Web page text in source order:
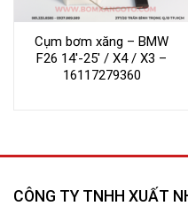
Cụm bơm xăng – BMW
F26 14′-25′ / X4 / X3 –
16117279360
CÔNG TY TNHH XUẤT